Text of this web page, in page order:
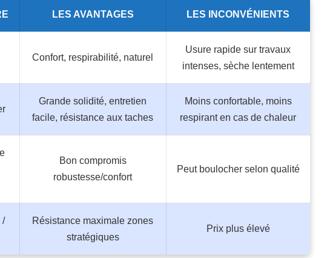
LES AVANTAGES LES INCONVÉNIENTS
Confort, respirabilité, naturel
Usure rapide sur travaux
intenses, sèche lentement
Grande solidité, entretien
facile, résistance aux taches
Moins confortable, moins
respirant en cas de chaleur
Bon compromis
robustesse/confort
Peut boulocher selon qualité
/
Résistance maximale zones
stratégiques
Prix plus élevé